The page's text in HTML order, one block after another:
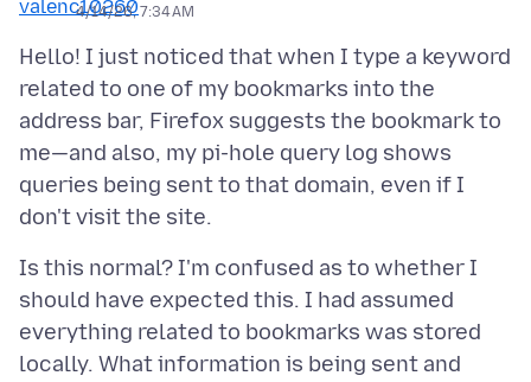
4/14/26, 7:34 AM
Hello! I just noticed that when I type a keyword
related to one of my bookmarks into the
address bar, Firefox suggests the bookmark to
me—and also, my pi-hole query log shows
queries being sent to that domain, even if I
Is this normal? I'm confused as to whether I
should have expected this. I had assumed
everything related to bookmarks was stored
locally. What information is being sent and